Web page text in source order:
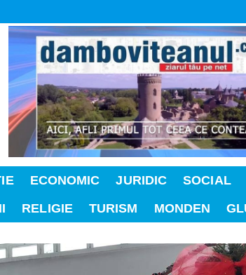
ECONOMIC JURIDIC SOCIAL
RELIGIE TURISM MONDEN